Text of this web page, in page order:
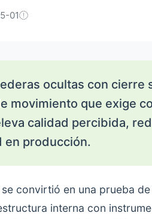
01
ocultas con cierre
movimiento que exige
calidad percibida,
en producción.
convirtió en una prueba
interna con